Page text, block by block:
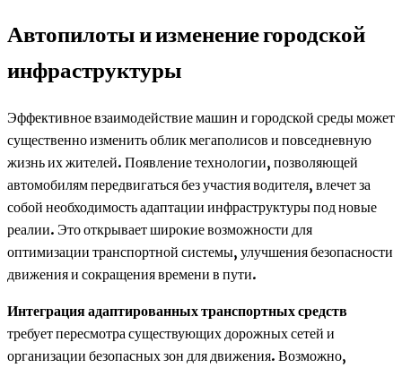
Автопилоты и изменение городской
инфраструктуры
Эффективное взаимодействие машин и городской среды может
существенно изменить облик мегаполисов и повседневную
жизнь их жителей. Появление технологии, позволяющей
автомобилям передвигаться без участия водителя, влечет за
собой необходимость адаптации инфраструктуры под новые
реалии. Это открывает широкие возможности для
оптимизации транспортной системы, улучшения безопасности
движения и сокращения времени в пути.
Интеграция адаптированных транспортных средств
требует пересмотра существующих дорожных сетей и
организации безопасных зон для движения. Возможно,